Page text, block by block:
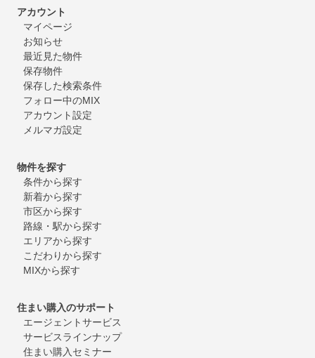
アカウント
マイページ
お知らせ
最近見た物件
保存物件
保存した検索条件
フォロー中のMIX
アカウント設定
メルマガ設定
物件を探す
条件から探す
新着から探す
市区から探す
路線・駅から探す
エリアから探す
こだわりから探す
MIXから探す
住まい購入のサポート
エージェントサービス
サービスラインナップ
住まい購入セミナー